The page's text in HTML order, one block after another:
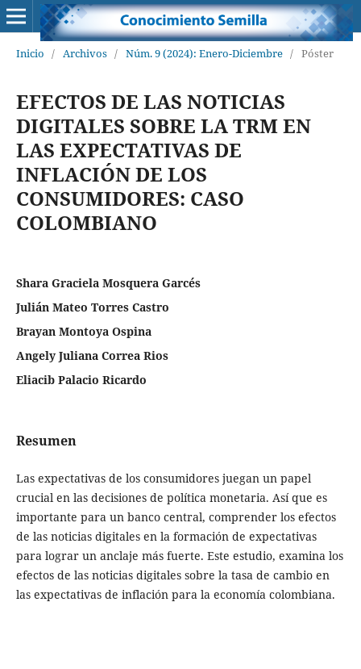
Inicio / Archivos / Núm. 9 (2024): Enero-Diciembre / Póster
EFECTOS DE LAS NOTICIAS
DIGITALES SOBRE LA TRM EN
LAS EXPECTATIVAS DE
INFLACIÓN DE LOS
CONSUMIDORES: CASO
COLOMBIANO
Shara Graciela Mosquera Garcés
Julián Mateo Torres Castro
Brayan Montoya Ospina
Angely Juliana Correa Rios
Eliacib Palacio Ricardo
Resumen
Las expectativas de los consumidores juegan un papel
crucial en las decisiones de política monetaria. Así que es
importante para un banco central, comprender los efectos
de las noticias digitales en la formación de expectativas
para lograr un anclaje más fuerte. Este estudio, examina los
efectos de las noticias digitales sobre la tasa de cambio en
las expectativas de inflación para la economía colombiana.